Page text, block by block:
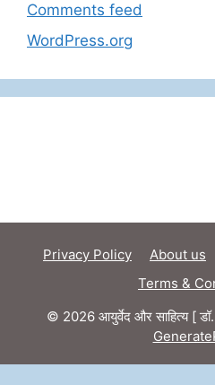
Comments feed
WordPress.org
Privacy Policy About us
Terms &
© 2026 आयुर्वेद और साहित्य [ डॉ.